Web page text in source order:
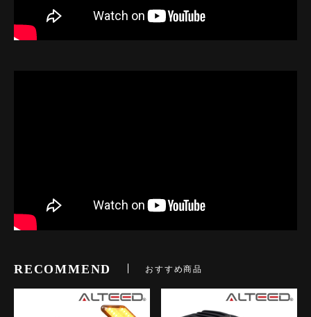
RECOMMEND おすすめ商品